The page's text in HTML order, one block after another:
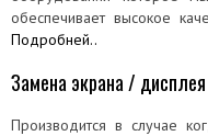
обеспечивает высокое
Подробней..
Замена экрана /
Производится в случае